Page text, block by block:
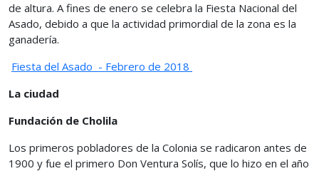
de altura. A fines de enero se celebra la Fiesta Nacional del
Asado, debido a que la actividad primordial de la zona es la
ganadería.
Fiesta del Asado - Febrero de 2018
La ciudad
Fundación de Cholila
Los primeros pobladores de la Colonia se radicaron antes de
1900 y fue el primero Don Ventura Solís, que lo hizo en el año